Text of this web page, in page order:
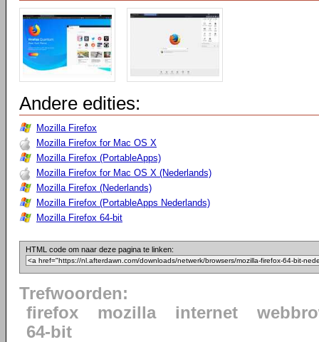
Andere edities:
Mozilla Firefox
Mozilla Firefox for Mac OS X
Mozilla Firefox (PortableApps)
Mozilla Firefox for Mac OS X (Nederlands)
Mozilla Firefox (Nederlands)
Mozilla Firefox (PortableApps Nederlands)
Mozilla Firefox 64-bit
HTML code om naar deze pagina te linken:
Trefwoorden:
firefox
mozilla internet
64-bit